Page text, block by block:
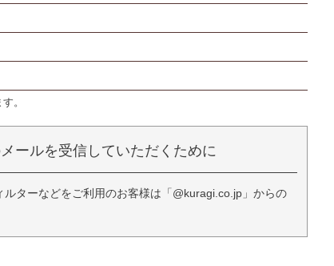
。
ールを受信していただくために
ターなどをご利用のお客様は「@kuragi.co.jp」からの